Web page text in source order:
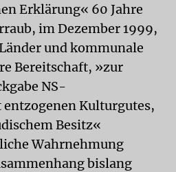
Erklärung« 60 Jahre
im Dezember 1999,
und kommunale
Bereitschaft, »zur
NS-
Kulturgutes,
Besitz«
Wahrnehmung
bislang